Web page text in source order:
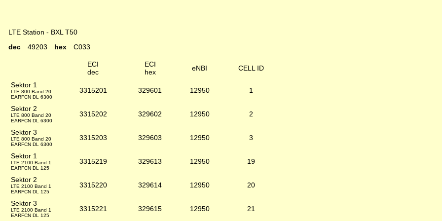
LTE Station - BXL T50
dec 49203 hex C033
ECI
dec
ECI
hex
eNBI CELL ID
Sektor 1
LTE 800 Band 20
EARFCN DL 6300
3315201 329601 12950 1
Sektor 2
LTE 800 Band 20
EARFCN DL 6300
3315202 329602 12950 2
Sektor 3
LTE 800 Band 20
EARFCN DL 6300
3315203 329603 12950 3
Sektor 1
LTE 2100 Band 1
EARFCN DL 125
3315219 329613 12950 19
Sektor 2
LTE 2100 Band 1
EARFCN DL 125
3315220 329614 12950 20
Sektor 3
LTE 2100 Band 1
EARFCN DL 125
3315221 329615 12950 21